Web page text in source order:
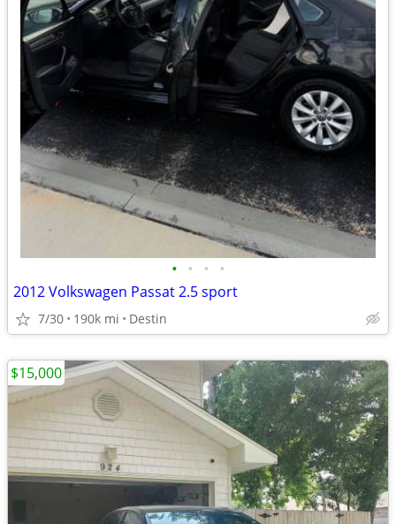
• • • •
2012 Volkswagen Passat 2.5 sport
7/30 190k mi Destin
$15,000